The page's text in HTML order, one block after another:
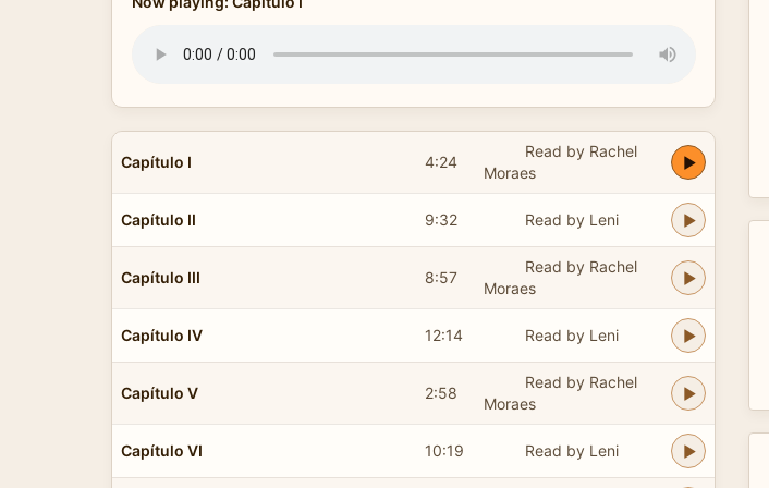
Capítulo I 4:24
Read by Rachel
Moraes
Capítulo II 9:32 Read by Leni
Capítulo III 8:57
Read by Rachel
Moraes
Capítulo IV 12:14 Read by Leni
Capítulo V 2:58
Read by Rachel
Moraes
Capítulo VI 10:19 Read by Leni